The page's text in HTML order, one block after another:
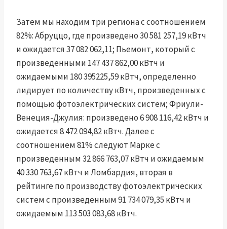
Затем мы находим три региона с соотношением
82%: Абруццо, где произведено 30 581 257,19 кВтч
и ожидается 37 082 062,11; Пьемонт, который с
произведенными 147 437 862,00 кВтч и
ожидаемыми 180 395225,59 кВтч, определенно
лидирует по количеству кВтч, произведенных с
помощью фотоэлектрических систем; Фриули-
Венеция-Джулия: произведено 6 908 116,42 кВтч и
ожидается 8 472 094,82 кВтч. Далее с
соотношением 81% следуют Марке с
произведенным 32 866 763,07 кВтч и ожидаемым
40 330 763,67 кВтч и Ломбардия, вторая в
рейтинге по производству фотоэлектрических
систем с произведенным 91 734 079,35 кВтч и
ожидаемым 113 503 083,68 кВтч.